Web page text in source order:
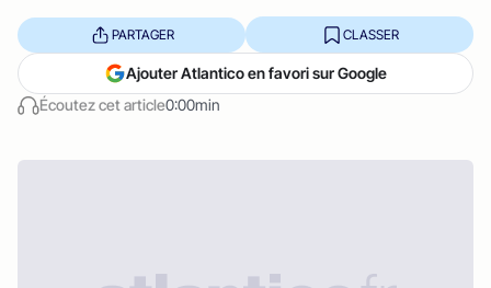
Écoutez cet article0:00min
PARTAGER CLASSER
Ajouter Atlantico en favori sur Google